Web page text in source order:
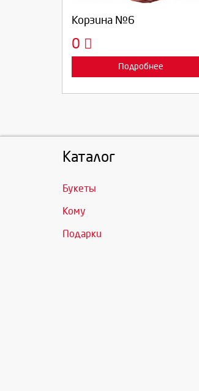
Корзина №6
0
Подробнее
Каталог
Букеты
Кому
Подарки